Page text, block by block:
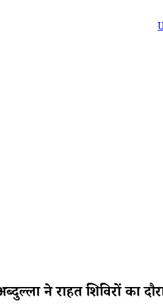
ने राहत शिविरों का